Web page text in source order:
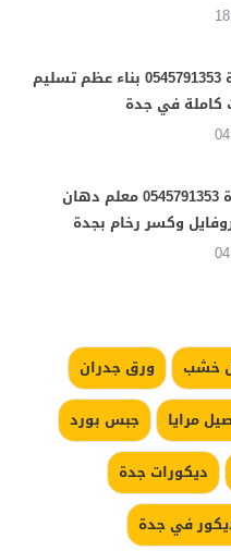
مقاول ترميم جدة 0545791353 بناء عظم تسليم
كاملة في جدة
معلم دهانات جدة 0545791353 معلم دهان
وكسر رخام بجدة
خشب
ورق جدران
مرايا
جبس بورد
ديكورات جدة
في جدة